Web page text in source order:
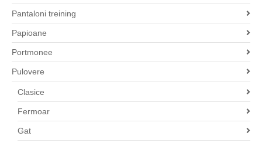
Pantaloni treining
Papioane
Portmonee
Pulovere
Clasice
Fermoar
Gat